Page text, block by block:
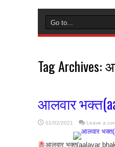
Tag Archives:
आलवार
01/02/2021 Leave a
आलवार भक्त(aalavar